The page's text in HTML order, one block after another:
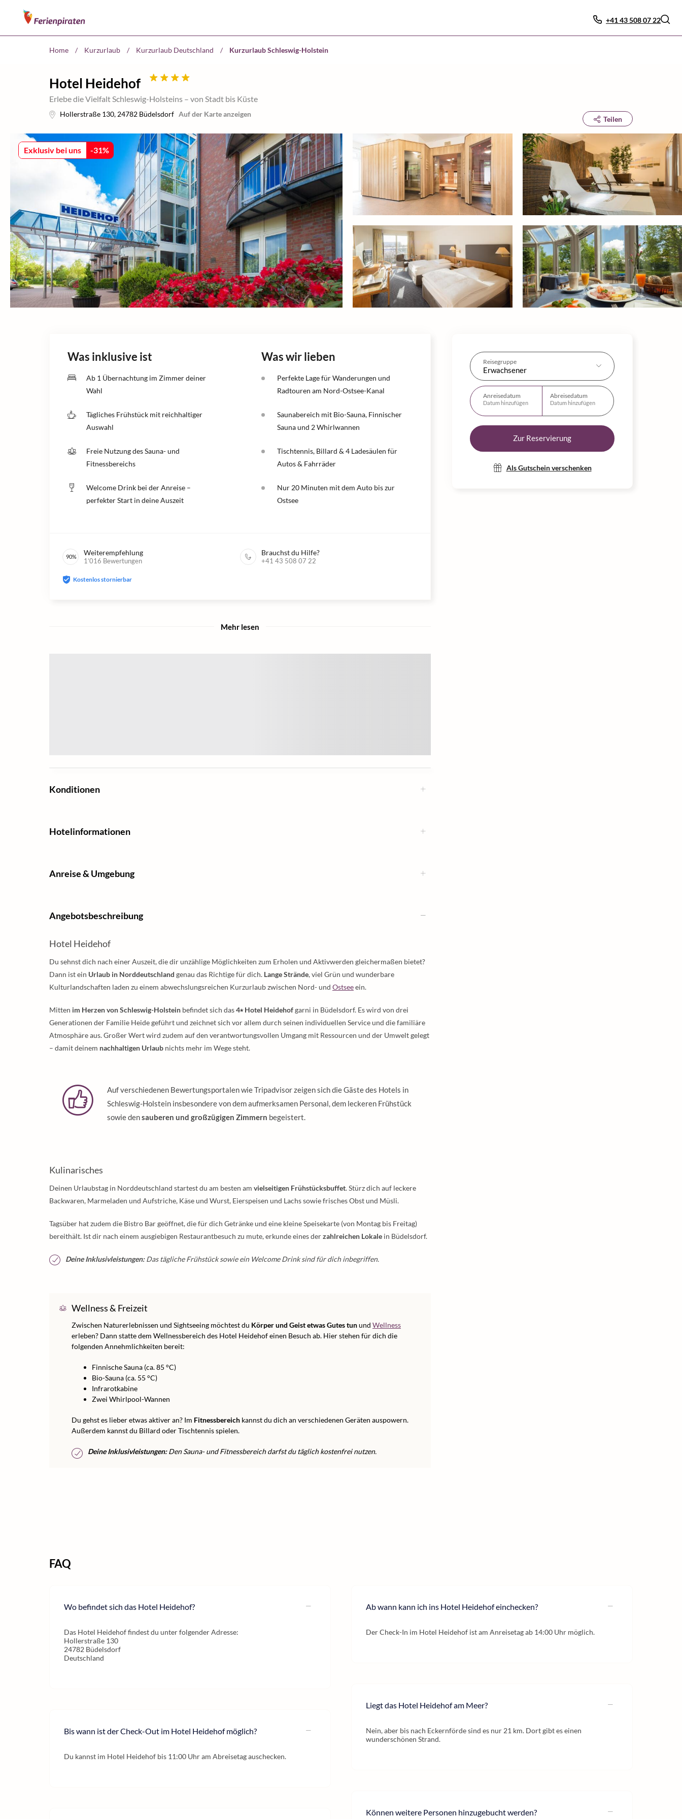
+41 43 508 07 22
Home / Kurzurlaub / Kurzurlaub Deutschland / Kurzurlaub Schleswig-Holstein
Hotel Heidehof
Erlebe die Vielfalt Schleswig-Holsteins – von Stadt bis Küste
Hollerstraße 130, 24782 Büdelsdorf Auf der Karte anzeigen
Teilen
Exklusiv bei uns -31%
Reisegruppe
Erwachsener
Anreisedatum
Datum hinzufügen
Abreisedatum
Datum hinzufügen
Zur Reservierung
Als Gutschein verschenken
Was inklusive ist
Ab 1 Übernachtung im Zimmer deiner
Wahl
Tägliches Frühstück mit reichhaltiger
Auswahl
Freie Nutzung des Sauna- und
Fitnessbereichs
Welcome Drink bei der Anreise –
perfekter Start in deine Auszeit
Was wir lieben
Perfekte Lage für Wanderungen und
Radtouren am Nord-Ostsee-Kanal
Saunabereich mit Bio-Sauna, Finnischer
Sauna und 2 Whirlwannen
Tischtennis, Billard & 4 Ladesäulen für
Autos & Fahrräder
Nur 20 Minuten mit dem Auto bis zur
Ostsee
90% Weiterempfehlung
1’016 Bewertungen
Brauchst du Hilfe?
+41 43 508 07 22
Kostenlos stornierbar
Mehr lesen
Konditionen
Hotelinformationen
Anreise & Umgebung
Angebotsbeschreibung
Hotel Heidehof
Du sehnst dich nach einer Auszeit, die dir unzählige Möglichkeiten zum Erholen und Aktivwerden gleichermaßen bietet?
Dann ist ein Urlaub in Norddeutschland genau das Richtige für dich. Lange Strände, viel Grün und wunderbare
Kulturlandschaften laden zu einem abwechslungsreichen Kurzurlaub zwischen Nord- und Ostseeein.
Mitten im Herzen von Schleswig-Holstein befindet sich das4⭑ Hotel Heidehofgarni in Büdelsdorf. Es wird von drei
Generationen der Familie Heide geführt und zeichnet sich vor allem durch seinen individuellen Service und die familiäre
Atmosphäre aus. Großer Wert wird zudem auf den verantwortungsvollen Umgang mit Ressourcen und der Umwelt gelegt
– damit deinem nachhaltigen Urlaub nichts mehr im Wege steht.
Auf verschiedenen Bewertungsportalen wie Tripadvisor zeigen sich die Gäste des Hotels in
Schleswig-Holstein insbesondere von dem aufmerksamen Personal, dem leckeren Frühstück
sowie densauberen und großzügigen Zimmern begeistert.
Kulinarisches
Deinen Urlaubstag in Norddeutschland startest du am besten am vielseitigen Frühstücksbuffet. Stürz dich auf leckere
Backwaren, Marmeladen und Aufstriche, Käse und Wurst, Eierspeisen und Lachs sowie frisches Obst und Müsli.
Tagsüber hat zudem die Bistro Bar geöffnet, die für dich Getränke und eine kleine Speisekarte (von Montag bis Freitag)
bereithält. Ist dir nach einem ausgiebigen Restaurantbesuch zu mute, erkunde eines derzahlreichen Lokale in Büdelsdorf.
Deine Inklusivleistungen:Das tägliche Frühstück sowie ein Welcome Drink sind für dich inbegriffen.
Wellness & Freizeit
Zwischen Naturerlebnissen und Sightseeing möchtest du Körper und Geist etwas Gutes tunund Wellness
erleben? Dann statte dem Wellnessbereich des Hotel Heidehof einen Besuch ab. Hier stehen für dich die
folgenden Annehmlichkeiten bereit:
Finnische Sauna (ca. 85 °C)
Bio-Sauna (ca. 55 °C)
Infrarotkabine
Zwei Whirlpool-Wannen
Du gehst es lieber etwas aktiver an? Im Fitnessbereich kannst du dich an verschiedenen Geräten auspowern.
Außerdem kannst du Billard oder Tischtennis spielen.
Deine Inklusivleistungen:Den Sauna- und Fitnessbereich darfst du täglich kostenfrei nutzen.
FAQ
Wo befindet sich das Hotel Heidehof?
Das Hotel Heidehof findest du unter folgender Adresse:
Hollerstraße 130
24782 Büdelsdorf
Deutschland
Bis wann ist der Check-Out im Hotel Heidehof möglich?
Du kannst im Hotel Heidehof bis 11:00 Uhr am Abreisetag auschecken.
Ab wann kann ich ins Hotel Heidehof einchecken?
Der Check-In im Hotel Heidehof ist am Anreisetag ab 14:00 Uhr möglich.
Liegt das Hotel Heidehof am Meer?
Nein, aber bis nach Eckernförde sind es nur 21 km. Dort gibt es einen
wunderschönen Strand.
Können weitere Personen hinzugebucht werden?